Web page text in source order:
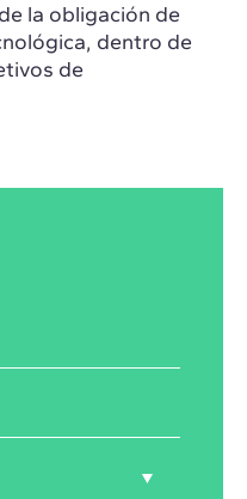
la obligación de
dentro de
de